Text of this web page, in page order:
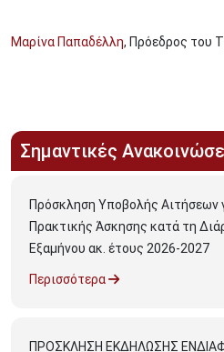
Μαρίνα Παπαδέλλη, Πρόεδρος του
Σημαντικές
Πρόσκληση Υποβολής Αιτήσεων
Πρακτικής Άσκησης κατά τη
Εξαμήνου ακ. έτους 2026-2027
Περισσότερα
ΠΡΟΣΚΛΗΣΗ ΕΚΔΗΛΩΣΗΣ